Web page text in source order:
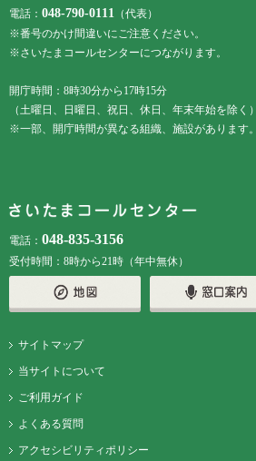
電話： 048-790-0111 （代表）
※番号のかけ間違いにご注意ください。
※さいたまコールセンターにつながります。
開庁時間：8時30分から17時15分
（土曜日、日曜日、祝日、休日、年末年始を除く）
※一部、開庁時間が異なる組織、施設があります。
電話： 048-835-3156
受付時間：8時から21時（年中無休）
サイトマップ
当サイトについて
ご利用ガイド
よくある質問
アクセシビリティポリシー